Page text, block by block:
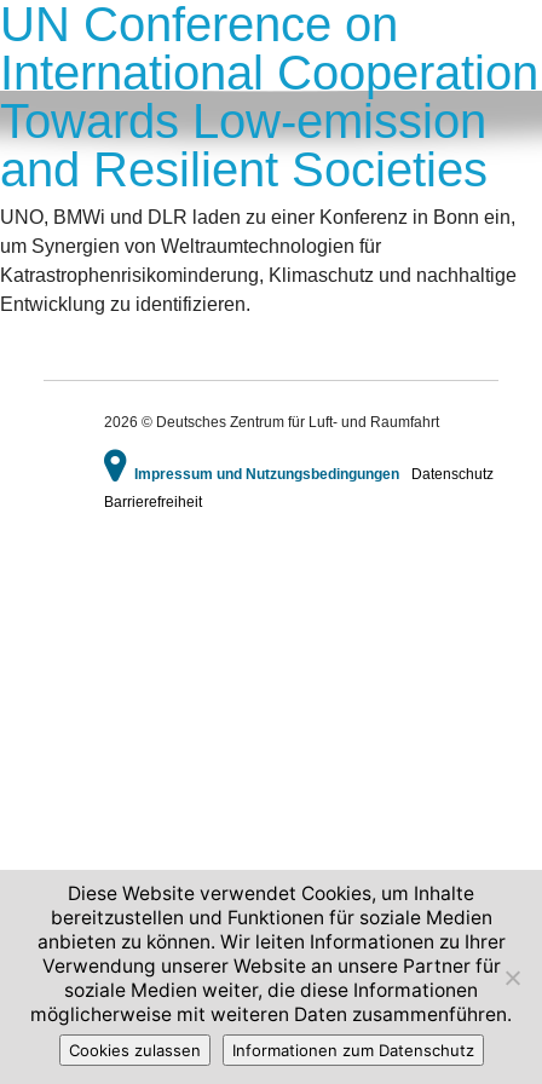
UN Conference on
International Cooperation
Towards Low-emission
and Resilient Societies
UNO, BMWi und DLR laden zu einer Konferenz in Bonn ein,
um Synergien von Weltraumtechnologien für
Katrastrophenrisikominderung, Klimaschutz und nachhaltige
Entwicklung zu identifizieren.
2026 © Deutsches Zentrum für Luft- und Raumfahrt
Impressum und Nutzungsbedingungen
Datenschutz
Barrierefreiheit
Diese Website verwendet Cookies, um Inhalte
bereitzustellen und Funktionen für soziale Medien
anbieten zu können. Wir leiten Informationen zu Ihrer
Verwendung unserer Website an unsere Partner für
soziale Medien weiter, die diese Informationen
möglicherweise mit weiteren Daten zusammenführen.
Cookies zulassen Informationen zum Datenschutz